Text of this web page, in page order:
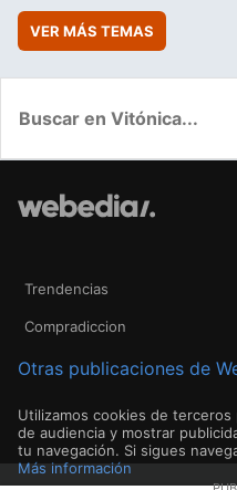
VER MÁS TEMAS
Trendencias
Compradiccion
Otras publicaciones de
Utilizamos cookies de
de audiencia y mostrar
tu navegación. Si sigues
Más información